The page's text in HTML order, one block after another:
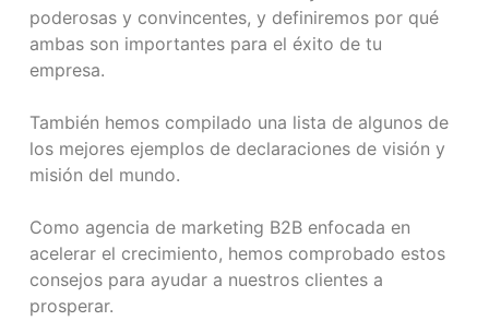
poderosas y convincentes, y definiremos por qué
ambas son importantes para el éxito de tu
empresa.
También hemos compilado una lista de algunos de
los mejores ejemplos de declaraciones de visión y
misión del mundo.
Como agencia de marketing B2B enfocada en
acelerar el crecimiento, hemos comprobado estos
consejos para ayudar a nuestros clientes a
prosperar.